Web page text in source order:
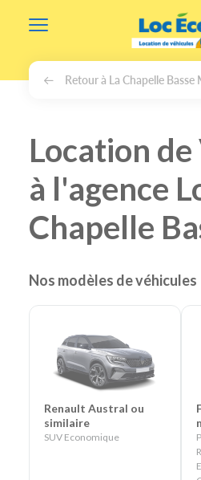
Retour à La Chapelle Basse
Location
à l'agence
Chapelle
Nos modèles de véhicules
Renault Austral ou
similaire
SUV Economique